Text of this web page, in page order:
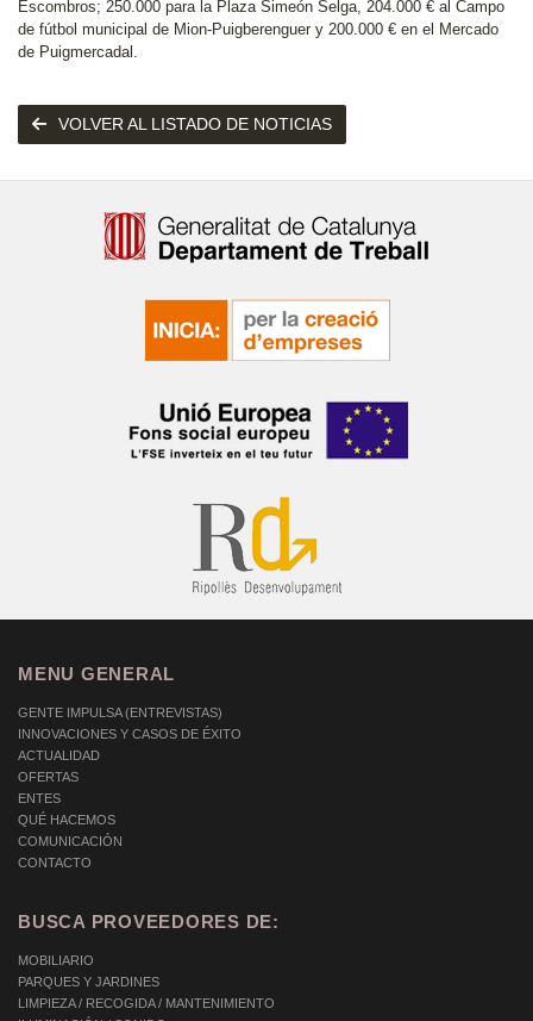
Escombros; 250.000 para la Plaza Simeón Selga, 204.000 € al Campo
de fútbol municipal de Mion-Puigberenguer y 200.000 € en el Mercado
de Puigmercadal.
VOLVER AL LISTADO DE NOTICIAS
MENU GENERAL
GENTE IMPULSA (ENTREVISTAS)
INNOVACIONES Y CASOS DE ÉXITO
ACTUALIDAD
OFERTAS
ENTES
QUÉ HACEMOS
COMUNICACIÓN
CONTACTO
BUSCA PROVEEDORES DE:
MOBILIARIO
PARQUES Y JARDINES
LIMPIEZA / RECOGIDA / MANTENIMIENTO